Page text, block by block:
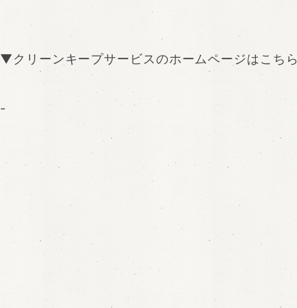
▼クリーンキープサービスのホームページはこち
-